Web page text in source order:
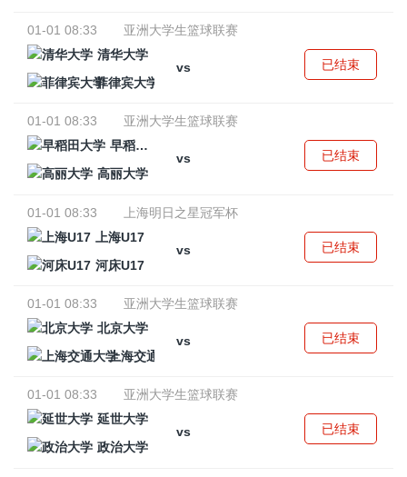
01-01 08:33
亚洲大学生篮球联赛
清华大学
vs
菲律宾大学
已结束
01-01 08:33
亚洲大学生篮球联赛
早稻田大学
vs
高丽大学
已结束
01-01 08:33
上海明日之星冠军杯
上海U17
vs
河床U17
已结束
01-01 08:33
亚洲大学生篮球联赛
北京大学
vs
上海交通大学
已结束
01-01 08:33
亚洲大学生篮球联赛
延世大学
vs
政治大学
已结束